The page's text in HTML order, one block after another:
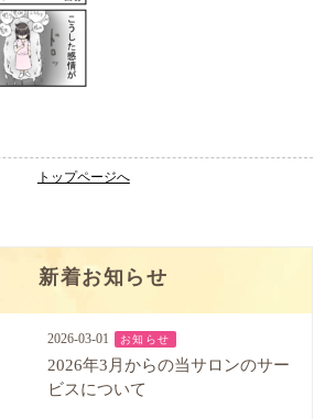
トップページへ
新着お知らせ
2026-03-01 お知らせ
2026年3月からの当サロンのサー
ビスについて